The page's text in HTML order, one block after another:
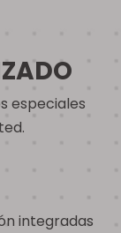
especiales
integradas